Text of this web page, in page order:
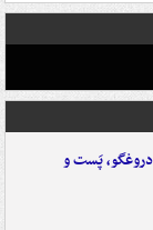
دروغگو، پَست‌ و